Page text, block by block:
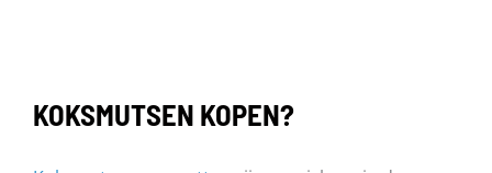
optie
KOKSMUTSEN KOPEN?